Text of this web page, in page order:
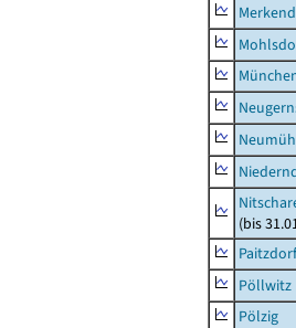
(bis
Paitzdorf
Pöllwitz
Pölzig